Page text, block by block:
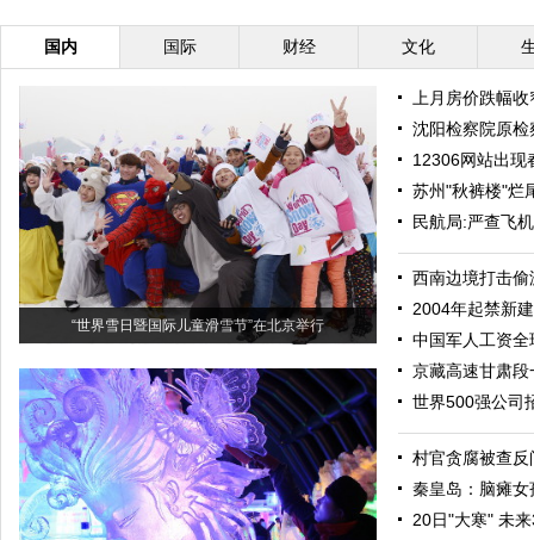
国内 国际 财经 文化
“世界雪日暨国际儿童滑雪节”在北京举行
上月房价跌幅
沈阳检察院原
12306网站出现
苏州"秋裤楼"烂
民航局:严查飞
西南边境打击
2004年起禁新
中国军人工资
京藏高速甘肃
世界500强公司
村官贪腐被查
秦皇岛：脑瘫
20日"大寒" 未